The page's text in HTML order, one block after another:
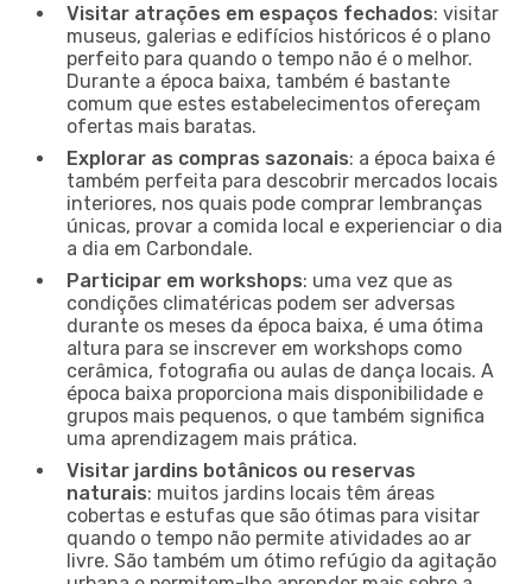
Visitar atrações em espaços fechados: visitar
museus, galerias e edifícios históricos é o plano
perfeito para quando o tempo não é o melhor.
Durante a época baixa, também é bastante
comum que estes estabelecimentos ofereçam
ofertas mais baratas.
Explorar as compras sazonais: a época baixa é
também perfeita para descobrir mercados locais
interiores, nos quais pode comprar lembranças
únicas, provar a comida local e experienciar o dia
a dia em Carbondale.
Participar em workshops: uma vez que as
condições climatéricas podem ser adversas
durante os meses da época baixa, é uma ótima
altura para se inscrever em workshops como
cerâmica, fotografia ou aulas de dança locais. A
época baixa proporciona mais disponibilidade e
grupos mais pequenos, o que também significa
uma aprendizagem mais prática.
Visitar jardins botânicos ou reservas
naturais: muitos jardins locais têm áreas
cobertas e estufas que são ótimas para visitar
quando o tempo não permite atividades ao ar
livre. São também um ótimo refúgio da agitação